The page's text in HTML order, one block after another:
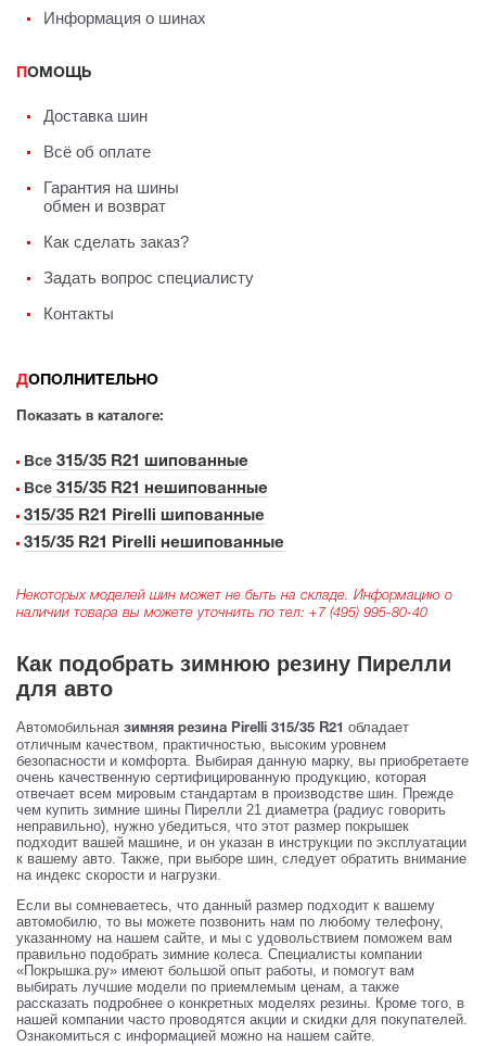
Информация о шинах
ПОМОЩЬ
Доставка шин
Всё об оплате
Гарантия на шины
обмен и возврат
Как сделать заказ?
Задать вопрос специалисту
Контакты
ДОПОЛНИТЕЛЬНО
Показать в каталоге:
Все 315/35 R21 шипованные
Все 315/35 R21 нешипованные
315/35 R21 Pirelli шипованные
315/35 R21 Pirelli нешипованные
Некоторых моделей шин может не быть на складе. Информацию о
наличии товара вы можете уточнить по тел: +7 (495) 995-80-40
Как подобрать зимнюю резину Пирелли
для авто
Автомобильная зимняя резина Pirelli 315/35 R21 обладает
отличным качеством, практичностью, высоким уровнем
безопасности и комфорта. Выбирая данную марку, вы приобретаете
очень качественную сертифицированную продукцию, которая
отвечает всем мировым стандартам в производстве шин. Прежде
чем купить зимние шины Пирелли 21 диаметра (радиус говорить
неправильно), нужно убедиться, что этот размер покрышек
подходит вашей машине, и он указан в инструкции по эксплуатации
к вашему авто. Также, при выборе шин, следует обратить внимание
на индекс скорости и нагрузки.
Если вы сомневаетесь, что данный размер подходит к вашему
автомобилю, то вы можете позвонить нам по любому телефону,
указанному на нашем сайте, и мы с удовольствием поможем вам
правильно подобрать зимние колеса. Специалисты компании
«Покрышка.ру» имеют большой опыт работы, и помогут вам
выбирать лучшие модели по приемлемым ценам, а также
рассказать подробнее о конкретных моделях резины. Кроме того, в
нашей компании часто проводятся акции и скидки для покупателей.
Ознакомиться с информацией можно на нашем сайте.